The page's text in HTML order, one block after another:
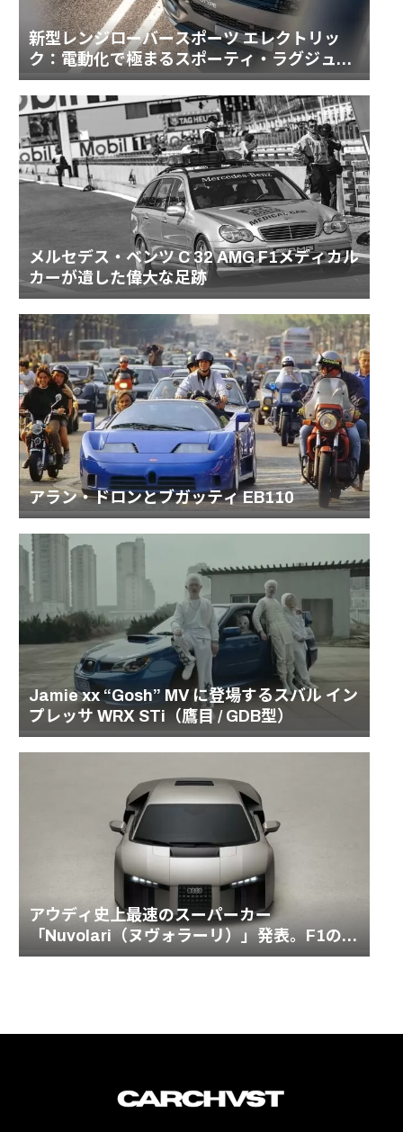
新型レンジローバースポーツ エレクトリッ
ク：電動化で極まるスポーティ・ラグジュア
リーの頂点
メルセデス・ベンツ C 32 AMG F1メディカル
カーが遺した偉大な足跡
アラン・ドロンとブガッティ EB110
Jamie xx “Gosh” MV に登場するスバル イン
プレッサ WRX STi（鷹目 / GDB型）
アウディ史上最速のスーパーカー
「Nuvolari（ヌヴォラーリ）」発表。F1の血
統を受け継ぐ1001馬力のハイブリッドモデル